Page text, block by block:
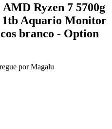
Ryzen 7 5700g
1tb Aquario Monitor
branco - Option
por Magalu